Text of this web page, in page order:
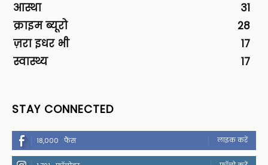
आस्था
31
क्राइम ब्यूरो
28
ज़रा इधर भी
17
स्वास्थ्य
17
STAY CONNECTED
18,000 फैंस लाइक करें